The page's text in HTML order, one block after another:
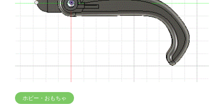
ホビー・おもちゃ